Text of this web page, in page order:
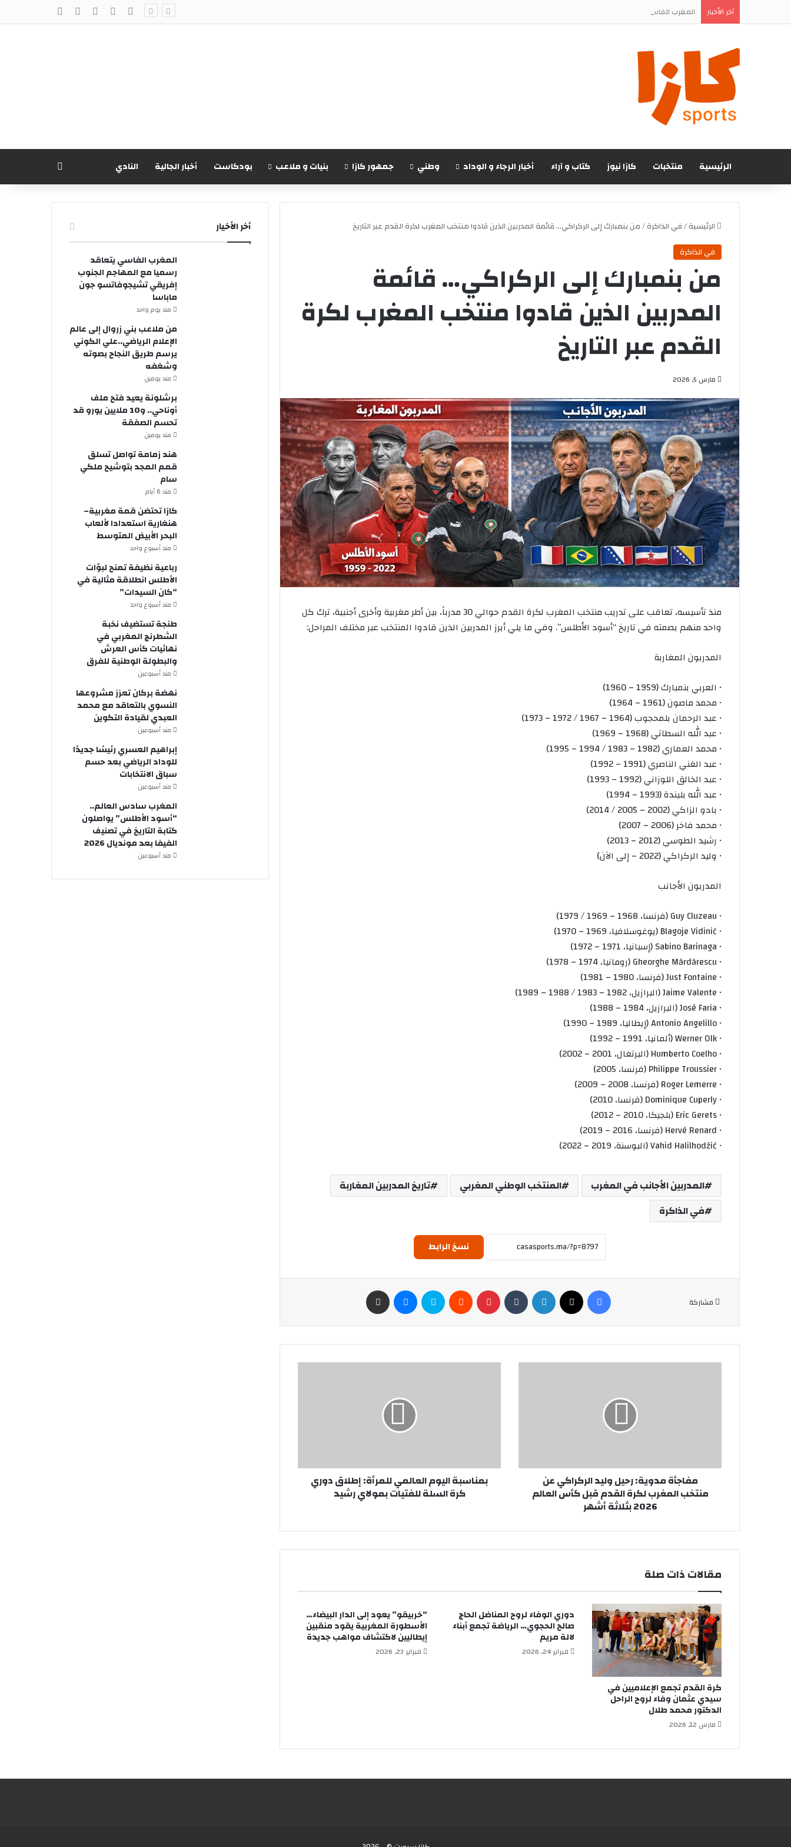
أخر الأخبار المغرب الفاسي يتعاقد رسميا مع المهاجم الجنوب إفريقي تشيجوفاتسو جون ماباسا فيسبوك يوتيوب انستقرام
الرئيسية منتخبات كازا نيوز كتاب و آراء أخبار الرجاء و الوداد وطني جمهور كازا بنيات و ملاعب بودكاست أخبار الجالية النادي
الرئيسية/في الذاكرة/من بنمبارك إلى الركراكي… قائمة المدربين الذين قادوا منتخب المغرب لكرة القدم عبر التاريخ
في الذاكرة
من بنمبارك إلى الركراكي… قائمة
المدربين الذين قادوا منتخب المغرب لكرة
القدم عبر التاريخ
مارس 5, 2026
منذ تأسيسه، تعاقب على تدريب منتخب المغرب لكرة القدم حوالي 30 مدرباً، بين أطر مغربية وأخرى أجنبية، ترك كل
واحد منهم بصمته في تاريخ “أسود الأطلس”. وفي ما يلي أبرز المدربين الذين قادوا المنتخب عبر مختلف المراحل:
المدربون المغاربة
• العربي بنمبارك (1959 – 1960)
• محمد ماصون (1961 – 1964)
• عبد الرحمان بلمحجوب (1964 – 1967 / 1972 – 1973)
• عبد الله السطاتي (1968 – 1969)
• محمد العماري (1982 – 1983 / 1994 – 1995)
• عبد الغني الناصري (1991 – 1992)
• عبد الخالق اللوزاني (1992 – 1993)
• عبد الله بليندة (1993 – 1994)
• بادو الزاكي (2002 – 2005 / 2014)
• محمد فاخر (2006 – 2007)
• رشيد الطوسي (2012 – 2013)
• وليد الركراكي (2022 – إلى الآن)
المدربون الأجانب
• Guy Cluzeau (فرنسا، 1968 – 1969 / 1979)
• Blagoje Vidinić (يوغوسلافيا، 1969 – 1970)
• Sabino Barinaga (إسبانيا، 1971 – 1972)
• Gheorghe Mărdărescu (رومانيا، 1974 – 1978)
• Just Fontaine (فرنسا، 1980 – 1981)
• Jaime Valente (البرازيل، 1982 – 1983 / 1988 – 1989)
• José Faria (البرازيل، 1984 – 1988)
• Antonio Angelillo (إيطاليا، 1989 – 1990)
• Werner Olk (ألمانيا، 1991 – 1992)
• Humberto Coelho (البرتغال، 2001 – 2002)
• Philippe Troussier (فرنسا، 2005)
• Roger Lemerre (فرنسا، 2008 – 2009)
• Dominique Cuperly (فرنسا، 2010)
• Eric Gerets (بلجيكا، 2010 – 2012)
• Hervé Renard (فرنسا، 2016 – 2019)
• Vahid Halilhodžić (البوسنة، 2019 – 2022)
المدربين الأجانب في المغرب المنتخب الوطني المغربي
تاريخ المدربين المغاربة
في الذاكرة
نسخ الرابط
مشاركة
مفاجأة مدوية: رحيل وليد الركراكي عن
منتخب المغرب لكرة القدم قبل كأس العالم
2026 بثلاثة أشهر
بمناسبة اليوم العالمي للمرأة: إطلاق دوري
كرة السلة للفتيات بمولاي رشيد
مقالات ذات صلة
كرة القدم تجمع الإعلاميين في
سيدي عثمان وفاء لروح الراحل
الدكتور محمد طلال
مارس 12, 2026
دوري الوفاء لروح المناضل الحاج
صالح الحجوي… الرياضة تجمع أبناء
لالة مريم
فبراير 24, 2026
“خربيقو” يعود إلى الدار البيضاء…
الأسطورة المغربية يقود منقبين
إيطاليين لاكتشاف مواهب جديدة
فبراير 23, 2026
أخر الأخيار
المغرب الفاسي يتعاقد
رسميا مع المهاجم الجنوب
إفريقي تشيجوفاتسو جون
ماباسا
مند يوم واحد
من ملاعب بني زروال إلى عالم
الإعلام الرياضي..علي الكوني
يرسم طريق النجاح بصوته
وشغفه
مند يومين
برشلونة يعيد فتح ملف
أوناحي.. و10 ملايين يورو قد
تحسم الصفقة
مند يومين
هند زمامة تواصل تسلق
قمم المجد بتوشيح ملكي
سام
مند 6 أيام
كازا تحتضن قمة مغربية–
هنغارية استعدادا لألعاب
البحر الأبيض المتوسط
مند أسبوع واحد
رباعية نظيفة تمنح لبؤات
الأطلس انطلاقة مثالية في
“كان السيدات”
مند أسبوع واحد
طنجة تستضيف نخبة
الشطرنج المغربي في
نهائيات كأس العرش
والبطولة الوطنية للفرق
مند أسبوعين
نهضة بركان تعزز مشروعها
النسوي بالتعاقد مع محمد
العبدي لقيادة التكوين
مند أسبوعين
إبراهيم العسري رئيسًا جديدًا
للوداد الرياضي بعد حسم
سباق الانتخابات
مند أسبوعين
المغرب سادس العالم..
“أسود الأطلس” يواصلون
كتابة التاريخ في تصنيف
الفيفا بعد مونديال 2026
مند أسبوعين